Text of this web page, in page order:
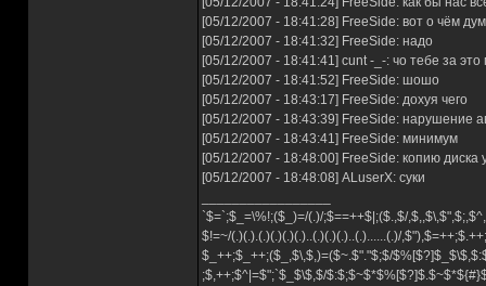
[05/12/2007 - 18:41:28] FreeSide: вот о чём
[05/12/2007 - 18:41:32] FreeSide: надо
[05/12/2007 - 18:41:41] cunt -_-: чо тебе за
[05/12/2007 - 18:41:52] FreeSide: шошо
[05/12/2007 - 18:43:17] FreeSide: дохуя чего
[05/12/2007 - 18:43:39] FreeSide: нарушение
[05/12/2007 - 18:43:41] FreeSide: минимум
[05/12/2007 - 18:48:00] FreeSide: копию диска
[05/12/2007 - 18:48:08] ALuserX: суки
`$=`;$_=\%!;($_)=/(.)/;$==++$|;($.,$/
$!=~/(.)(.).(.)(.)(.)(.)..(.)(.)(.)..(.)......(.)/
$_++;$_++;($_,$\,$,)=($~.$"."$;$/
;$,++;$^|=$";`$_$\$,$/